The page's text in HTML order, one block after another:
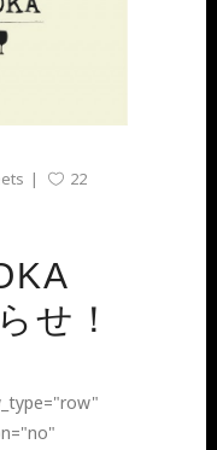
22
せ！